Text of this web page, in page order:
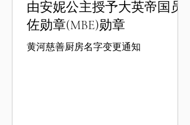
由安妮公主授予大英帝国员
佐勋章(MBE)勋章
黄河慈善厨房名字变更通知